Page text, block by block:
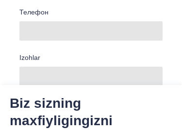
Телефон
Izohlar
Biz sizning
maxfiyligingizni